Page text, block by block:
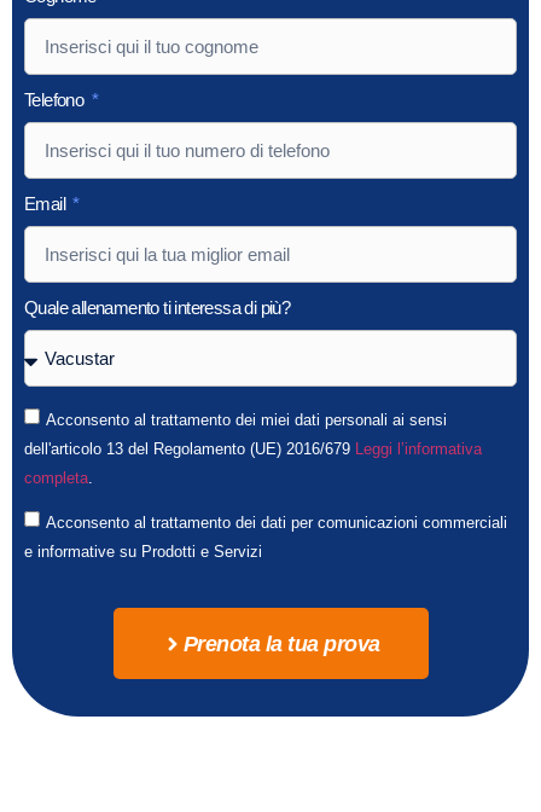
Telefono
Email
Quale allenamento ti interessa di più?
Acconsento al trattamento dei miei dati personali ai sensi
dell'articolo 13 del Regolamento (UE) 2016/679 Leggi l’informativa
completa.
Acconsento al trattamento dei dati per comunicazioni commerciali
e informative su Prodotti e Servizi
Prenota la tua prova